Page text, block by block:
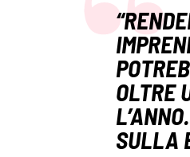
OLTRE
SULLA